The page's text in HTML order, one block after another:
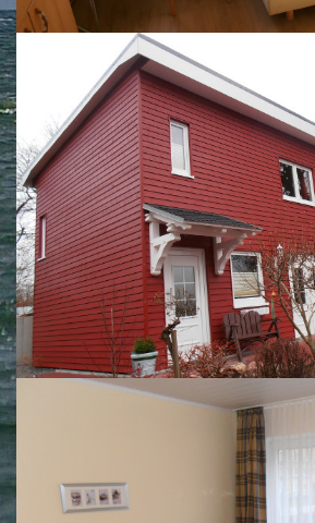
Schwedenhaus
Schönberger Straße